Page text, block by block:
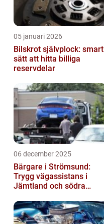
05 januari 2026
Bilskrot självplock: smart
sätt att hitta billiga
reservdelar
06 december 2025
Bärgare i Strömsund:
Trygg vägassistans i
Jämtland och södra